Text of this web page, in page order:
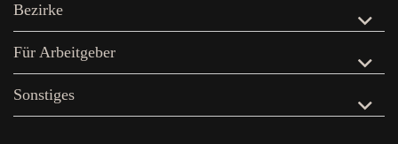
Bezirke
Für Arbeitgeber
Sonstiges